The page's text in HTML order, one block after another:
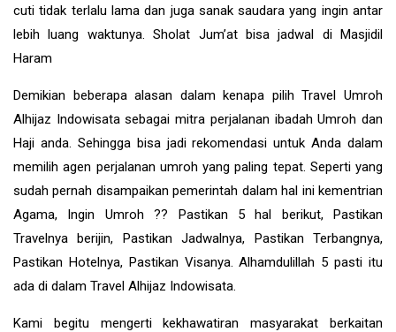
cuti tidak terlalu lama dan juga sanak saudara yang ingin antar
lebih luang waktunya. Sholat Jum’at bisa jadwal di Masjidil
Haram
Demikian beberapa alasan dalam kenapa pilih Travel Umroh
Alhijaz Indowisata sebagai mitra perjalanan ibadah Umroh dan
Haji anda. Sehingga bisa jadi rekomendasi untuk Anda dalam
memilih agen perjalanan umroh yang paling tepat. Seperti yang
sudah pernah disampaikan pemerintah dalam hal ini kementrian
Agama, Ingin Umroh ?? Pastikan 5 hal berikut, Pastikan
Travelnya berijin, Pastikan Jadwalnya, Pastikan Terbangnya,
Pastikan Hotelnya, Pastikan Visanya. Alhamdulillah 5 pasti itu
ada di dalam Travel Alhijaz Indowisata.
Kami begitu mengerti kekhawatiran masyarakat berkaitan